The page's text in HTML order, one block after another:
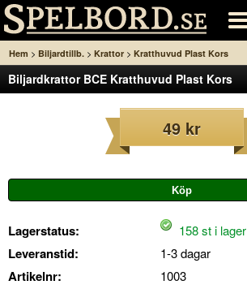
Hem > Biljardtillb. > Krattor > Kratthuvud Plast Kors
Biljardkrattor BCE Kratthuvud Plast Kors
49 kr
Lagerstatus: 158 st i lager
Leveranstid: 1-3 dagar
Artikelnr: 1003